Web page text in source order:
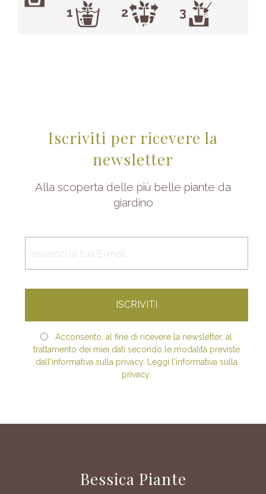
Iscriviti per ricevere la
newsletter
Alla scoperta delle più belle piante da
giardino
Acconsento, al fine di ricevere la newsletter, al
trattamento dei miei dati secondo le modalità previste
dall'informativa sulla privacy. Leggi l'informativa sulla
privacy.
Bessica Piante